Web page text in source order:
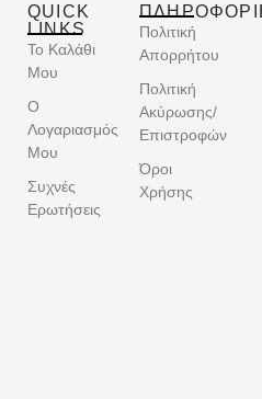
QUICK
LINKS
Το Καλάθι
Μου
Ο
Λογαριασμός
Μου
Συχνές
Ερωτήσεις
Πολιτική
Απορρήτου
Πολιτική
Ακύρωσης/
Επιστροφών
Όροι
Χρήσης